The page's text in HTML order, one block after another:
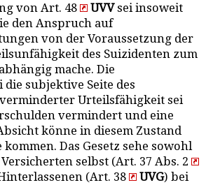
von Art. 48
UVVsei insoweit
den Anspruch auf
von der Voraussetzung der
des Suizidenten zum
mache. Die
subjektive Seite des
Urteilsfähigkeit sei
vermindert und eine
könne in diesem Zustand
Das Gesetz sehe sowohl
selbst (Art. 37 Abs. 2
(Art. 38 UVG) bei